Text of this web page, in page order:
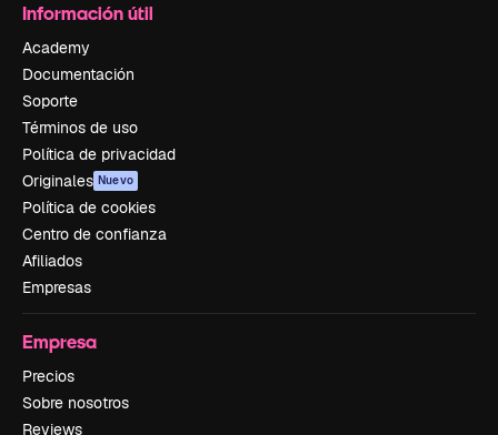
Información útil
Academy
Documentación
Soporte
Términos de uso
Política de privacidad
Originales Nuevo
Política de cookies
Centro de confianza
Afiliados
Empresas
Empresa
Precios
Sobre nosotros
Reviews